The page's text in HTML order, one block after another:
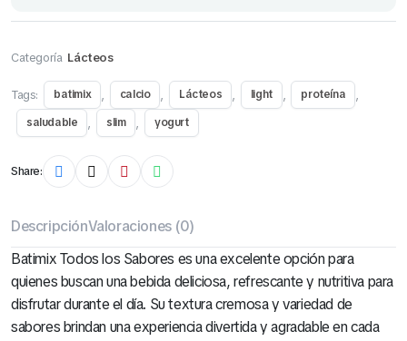
Categoría Lácteos
Tags: batimix , calcio , Lácteos , light , proteína ,
saludable , slim , yogurt
Share:
DescripciónValoraciones (0)
Batimix Todos los Sabores es una excelente opción para
quienes buscan una bebida deliciosa, refrescante y nutritiva para
disfrutar durante el día. Su textura cremosa y variedad de
sabores brindan una experiencia divertida y agradable en cada